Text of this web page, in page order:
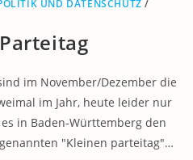
UND DATENSCHUTZ /
im November/Dezember die
im Jahr, heute leider nur
in Baden-Württemberg den
"Kleinen parteitag"…